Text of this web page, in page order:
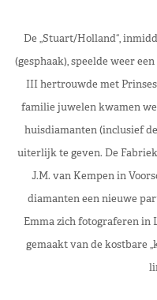
De „Stuart/Holland“,
(gesphaak), speelde weer
III hertrouwde met
familie juwelen kwamen
huisdiamanten (inclusief
uiterlijk te geven. De
J.M. van Kempen in
diamanteneen nieuwe
Emma zich fotograferen in
gemaakt van de kostbare